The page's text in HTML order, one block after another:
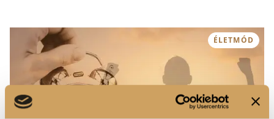
ÉLETMÓD